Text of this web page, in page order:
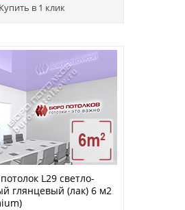
Купить в 1 клик
L29 светло-
глянцевый (лак) 6 м2